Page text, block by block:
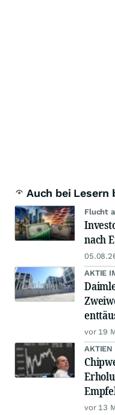
Auch bei Lesern
Flucht
nach
AKTIE
vor 19
AKTIEN
vor 13